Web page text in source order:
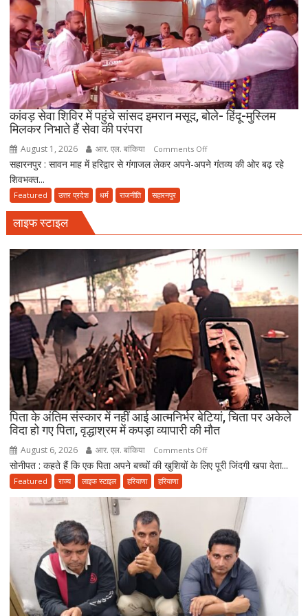
साल
पुराना
भूतेश्वर
महादेव
मंदिर,
जहां
मराठा
काल
में
भक्ति
कांवड़ सेवा शिविर में पहुंचे सांसद इमरान मसूद, बोले- हिंदू-मुस्लिम
मिलकर निभाते हैं सेवा की परंपरा
August 1, 2026 आर. एल. बांकिया Comments Offon
कांवड़
इमरान
बोले-
हिंदू-
मुस्लिम
मिलकर
निभाते
सेवा
की
परंपरा
सहारनपुर : सावन माह में हरिद्वार से गंगाजल लेकर अपने-अपने गंतव्य की ओर बढ़ रहे
शिवभक्त...
Featured उत्तर प्रदेश धर्म राजनीति सहारनपुर
लाइफ स्टाइल
पिता के अंतिम संस्कार में नहीं आई आत्मनिर्भर बेटियां, चिता पर अकेले
विदा हो गए पिता, वृद्धाश्रम में कपड़ा व्यापारी की मौत
August 6, 2026 आर. एल. बांकिया Comments Offon
पिता
नहीं
आई
आत्मनिर्भर
बेटियां,
चिता
सोनीपत : कहते हैं कि एक पिता अपने बच्चों की खुशियों के लिए पूरी जिंदगी खपा देता...
Featured राज्य लाइफ स्टाइल हरियाणा हरियाणा